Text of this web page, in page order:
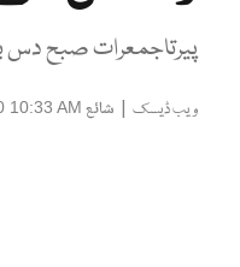
پیرتاجمعرات صبح دس بجے سے1:30 تک بینکوں
ویب ڈیسک | شائع 10:33 AM